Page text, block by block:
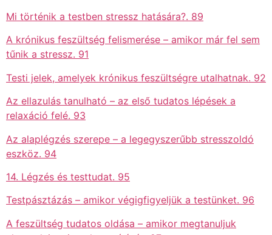
Mi történik a testben stressz hatására?. 89
A krónikus feszültség felismerése – amikor már fel sem
tűnik a stressz. 91
Testi jelek, amelyek krónikus feszültségre utalhatnak. 92
Az ellazulás tanulható – az első tudatos lépések a
relaxáció felé. 93
Az alaplégzés szerepe – a legegyszerűbb stresszoldó
eszköz. 94
14. Légzés és testtudat. 95
Testpásztázás – amikor végigfigyeljük a testünket. 96
A feszültség tudatos oldása – amikor megtanuljuk